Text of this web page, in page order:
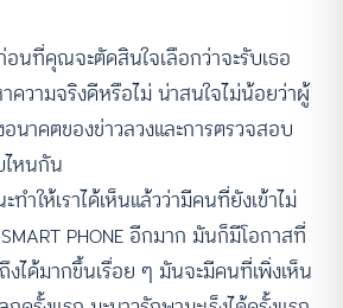
นที่คุณจะตัดสินใจเลือกว่าจะรับเธอ
ความจริงดีหรือไม่ น่าสนใจไม่น้อยว่าผู้
าคตของข่าวลวงและการตรวจสอบ
ไหนกัน
ำให้เราได้เห็นแล้วว่ามีคนที่ยังเข้าไม่
PHONE อีกมาก มันก็มีโอกาสที่
งได้มากขึ้นเรื่อย ๆ มันจะมีคนที่เพิ่งเห็น